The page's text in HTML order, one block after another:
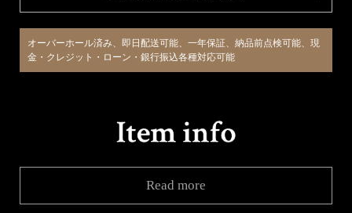
オーバーホール済み、即日配送可能、一年保証、納品前点検可能、現
金・クレジット・ローン・銀行振込各種対応可能
Read more